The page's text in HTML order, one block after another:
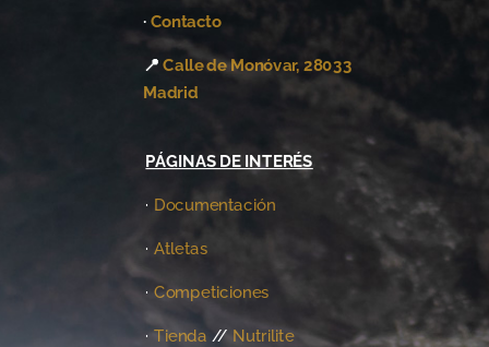
· Contacto
📍Calle de Monóvar, 28033
Madrid
PÁGINAS DE INTERÉS
· Documentación
· Atletas
· Competiciones
· Tienda // Nutrilite